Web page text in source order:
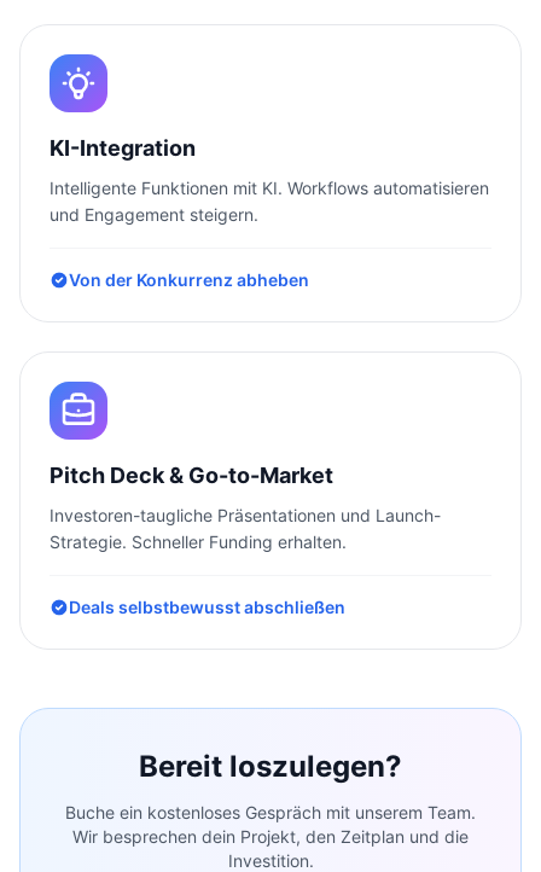
KI-Integration
Intelligente Funktionen mit KI. Workflows automatisieren
und Engagement steigern.
Von der Konkurrenz abheben
Pitch Deck & Go-to-Market
Investoren-taugliche Präsentationen und Launch-
Strategie. Schneller Funding erhalten.
Deals selbstbewusst abschließen
Bereit loszulegen?
Buche ein kostenloses Gespräch mit unserem Team.
Wir besprechen dein Projekt, den Zeitplan und die
Investition.